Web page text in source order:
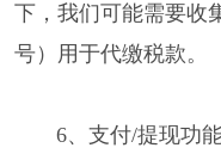
下，我们可能需要收
号）用于代缴税款。
6、支付/提现功